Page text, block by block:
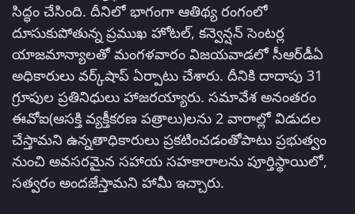
సిద్ధం చేసింది. దీనిలో భాగంగా ఆతిథ్య రంగంలో
దూసుకుపోతున్న ప్రముఖ హోటల్‌, కన్వెన్షన్‌ సెంటర్ల
యాజమాన్యాలతో మంగళవారం విజయవాడలో సీఆర్‌డీఏ
అధికారులు వర్క్‌షాప్‌ ఏర్పాటు చేశారు. దీనికి దాదాపు 31
గ్రూపుల ప్రతినిధులు హాజరయ్యారు. సమావేశ అనంతరం
ఈవోఐ(ఆసక్తి వ్యక్తీకరణ పత్రాలు)లను 2 వారాల్లో విడుదల
చేస్తామని ఉన్నతాధికారులు ప్రకటించడంతోపాటు ప్రభుత్వం
నుంచి అవసరమైన సహాయ సహకారాలను పూర్తిస్థాయిలో,
సత్వరం అందజేస్తామని హామీ ఇచ్చారు.